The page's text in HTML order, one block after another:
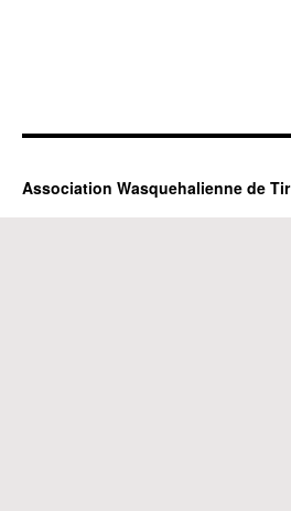
Association Wasquehalienne de Tir